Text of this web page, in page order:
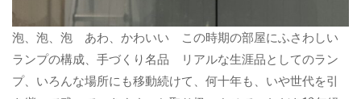
泡、泡、泡 あわ、かわいい この時期の部屋にふさわしい
ランプの構成、手づくり名品 リアルな生涯品としてのラン
プ、いろんな場所にも移動続けて、何十年も、いや世代を引